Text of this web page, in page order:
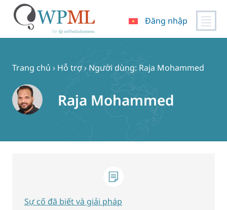
Đăng nhập
Trang chủ › Hỗ trợ› Người dùng: Raja Mohammed
Raja Mohammed
Sự cố đã biết và giải pháp